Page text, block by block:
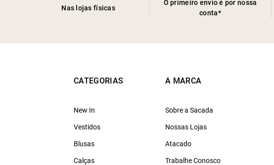
Nas lojas físicas
O primeiro envio é por nossa
conta*
CATEGORIAS
New In
Vestidos
Blusas
Calças
A MARCA
Sobre a Sacada
Nossas Lojas
Atacado
Trabalhe Conosco